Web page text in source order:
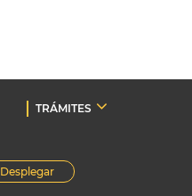
TRÁMITES
Desplegar